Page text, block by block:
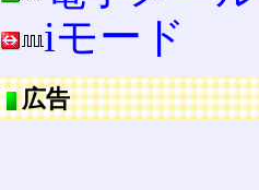
iモード
広告